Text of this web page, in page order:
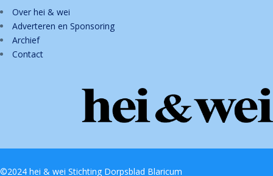
Over hei & wei
Adverteren en Sponsoring
Archief
Contact
©2024 hei & wei Stichting Dorpsblad Blaricum